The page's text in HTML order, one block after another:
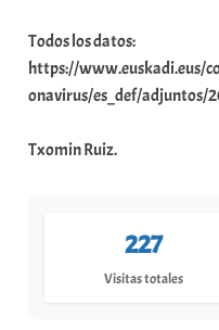
Todos los datos:
https://www.euskadi.eus/
onavirus/es_def/adjuntos/
Txomin Ruiz.
227
Visitas totales